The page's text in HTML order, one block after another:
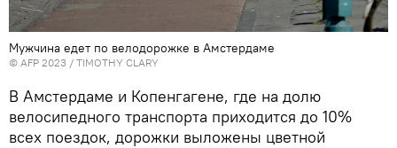
Мужчина едет по велодорожке в Амстердаме
© AFP 2023 / TIMOTHY CLARY
В Амстердаме и Копенгагене, где на долю
велосипедного транспорта приходится до 10%
всех поездок, дорожки выложены цветной